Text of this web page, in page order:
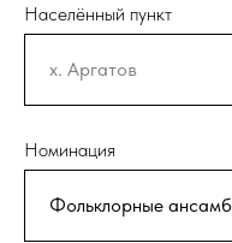
Населённый пункт
Номинация